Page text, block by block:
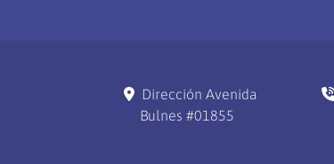
Dirección Avenida
Bulnes #01855